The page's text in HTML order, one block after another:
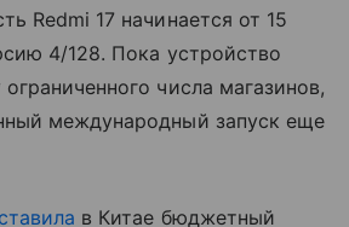
Redmi 17 начинается от 15
4/128. Пока устройство
числа магазинов,
международный запуск еще
в Китае бюджетный